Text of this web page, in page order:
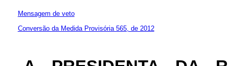
Mensagem de veto
Conversão da Medida Provisória 565, de 2012